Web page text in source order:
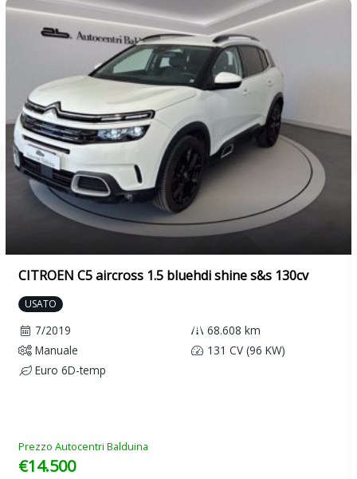
CITROEN C5 aircross 1.5 bluehdi shine s&s 130cv
USATO
7/2019
68.608 km
Manuale
131 CV (96 KW)
Euro 6D-temp
Prezzo Autocentri Balduina
€14.500